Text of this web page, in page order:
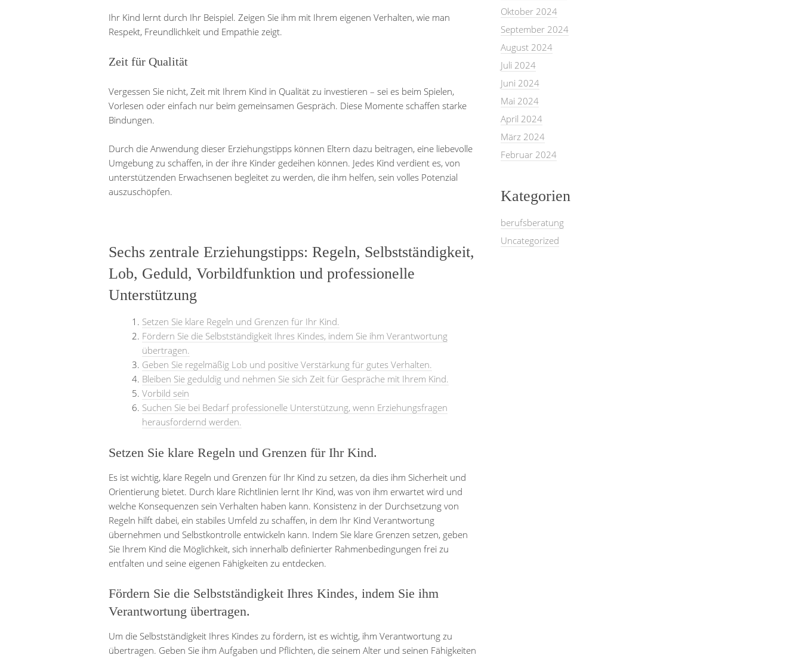
Ihr Kind lernt durch Ihr Beispiel. Zeigen Sie ihm mit Ihrem eigenen Verhalten, wie man
Respekt, Freundlichkeit und Empathie zeigt.
Zeit für Qualität
Vergessen Sie nicht, Zeit mit Ihrem Kind in Qualität zu investieren – sei es beim Spielen,
Vorlesen oder einfach nur beim gemeinsamen Gespräch. Diese Momente schaffen starke
Bindungen.
Durch die Anwendung dieser Erziehungstipps können Eltern dazu beitragen, eine liebevolle
Umgebung zu schaffen, in der ihre Kinder gedeihen können. Jedes Kind verdient es, von
unterstützenden Erwachsenen begleitet zu werden, die ihm helfen, sein volles Potenzial
auszuschöpfen.
Sechs zentrale Erziehungstipps: Regeln, Selbstständigkeit,
Lob, Geduld, Vorbildfunktion und professionelle
Unterstützung
Setzen Sie klare Regeln und Grenzen für Ihr Kind.
Fördern Sie die Selbstständigkeit Ihres Kindes, indem Sie ihm Verantwortung
übertragen.
Geben Sie regelmäßig Lob und positive Verstärkung für gutes Verhalten.
Bleiben Sie geduldig und nehmen Sie sich Zeit für Gespräche mit Ihrem Kind.
Vorbild sein
Suchen Sie bei Bedarf professionelle Unterstützung, wenn Erziehungsfragen
herausfordernd werden.
Setzen Sie klare Regeln und Grenzen für Ihr Kind.
Es ist wichtig, klare Regeln und Grenzen für Ihr Kind zu setzen, da dies ihm Sicherheit und
Orientierung bietet. Durch klare Richtlinien lernt Ihr Kind, was von ihm erwartet wird und
welche Konsequenzen sein Verhalten haben kann. Konsistenz in der Durchsetzung von
Regeln hilft dabei, ein stabiles Umfeld zu schaffen, in dem Ihr Kind Verantwortung
übernehmen und Selbstkontrolle entwickeln kann. Indem Sie klare Grenzen setzen, geben
Sie Ihrem Kind die Möglichkeit, sich innerhalb definierter Rahmenbedingungen frei zu
entfalten und seine eigenen Fähigkeiten zu entdecken.
Fördern Sie die Selbstständigkeit Ihres Kindes, indem Sie ihm
Verantwortung übertragen.
Um die Selbstständigkeit Ihres Kindes zu fördern, ist es wichtig, ihm Verantwortung zu
übertragen. Geben Sie ihm Aufgaben und Pflichten, die seinem Alter und seinen Fähigkeiten
Oktober 2024
September 2024
August 2024
Juli 2024
Juni 2024
Mai 2024
April 2024
März 2024
Februar 2024
Kategorien
berufsberatung
Uncategorized